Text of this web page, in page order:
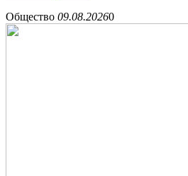
Общество 09.08.20260